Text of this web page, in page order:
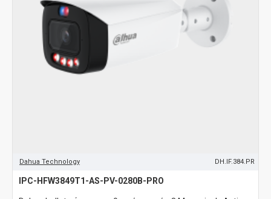
Dahua Technology DH.IF.384.PR
IPC-HFW3849T1-AS-PV-0280B-PRO